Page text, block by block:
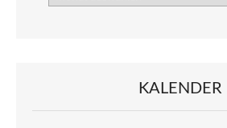
KALENDER